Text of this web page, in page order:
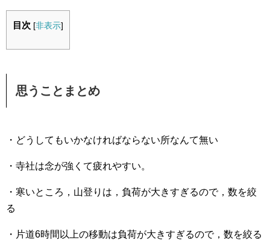
目次 [非表示]
思うことまとめ
・どうしてもいかなければならない所なんて無い
・寺社は念が強くて疲れやすい。
・寒いところ，山登りは，負荷が大きすぎるので，数を絞
る
・片道6時間以上の移動は負荷が大きすぎるので，数を絞る